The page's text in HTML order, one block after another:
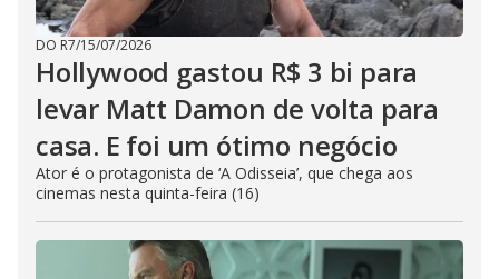
DO R7/15/07/2026
Hollywood gastou R$ 3 bi para
levar Matt Damon de volta para
casa. E foi um ótimo negócio
Ator é o protagonista de ‘A Odisseia’, que chega aos
cinemas nesta quinta-feira (16)